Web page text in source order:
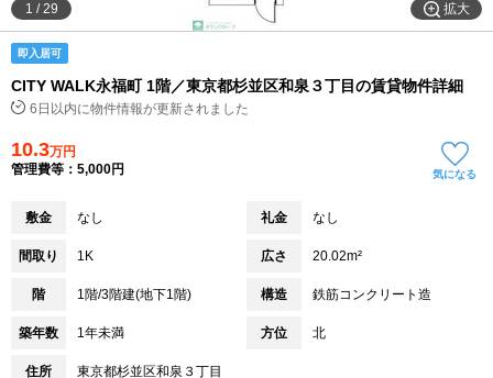
不動産会社から
拡大
1 /29
即入居可
CITY WALK永福町 1階／東京都杉並区和泉３丁目の賃貸物件詳細
6日以内に物件情報が更新されました
10.3万円
管理費等：5,000円
気になる
敷金 なし 礼金 なし
間取り 1K 広さ 20.02m²
階 1階/3階建(地下1階) 構造 鉄筋コンクリート造
築年数 1年未満 方位 北
住所 東京都杉並区和泉３丁目